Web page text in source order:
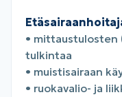
• mittaustulosten
tulkintaa
• muistisairaan
• ruokavalio- ja